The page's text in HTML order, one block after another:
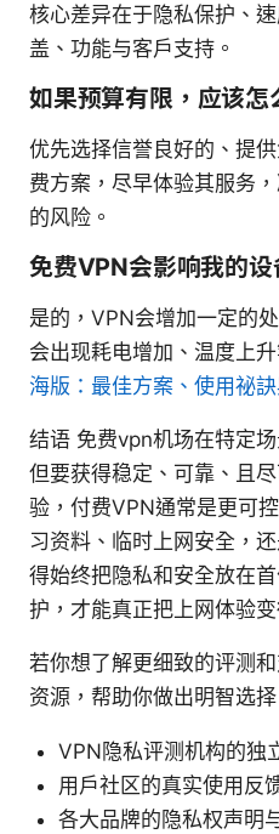
核心差异在于隐私保护、
盖、功能与客户支持。
如果预算有限，应该怎
优先选择信誉良好的、提
费方案，尽早体验其服务
的风险。
免费VPN会影响我的设
是的，VPN会增加一定的
会出现耗电增加、温度上升
海版：最佳方案、使用祕
结语 免费vpn机场在特定
但要获得稳定、可靠、且
验，付费VPN通常是更可
习资料、临时上网安全，
得始终把隐私和安全放在
护，才能真正把上网体验
若你想了解更细致的评测
资源，帮助你做出明智选择
VPN隐私评测机构的独
用户社区的真实使用反
各大品牌的隐私权声明